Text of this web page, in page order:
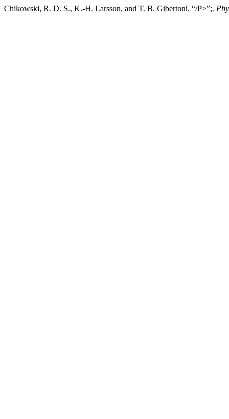
Chikowski, R. D. S., K.-H. Larsson, and T. B. Gibertoni. “/P>”;.